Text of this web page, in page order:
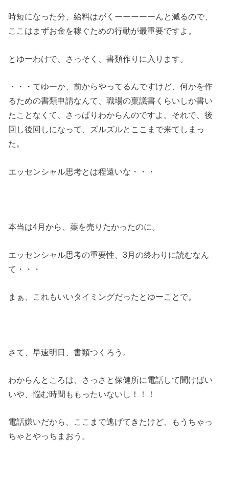
時短になった分、給料はがくーーーーーんと減るので、
ここはまずお金を稼ぐための行動が最重要ですよ。
とゆーわけで、さっそく、書類作りに入ります。
・・・てゆーか、前からやってるんですけど、何かを作
るための書類申請なんて、職場の稟議書くらいしか書い
たことなくて、さっぱりわからんのですよ。それで、後
回し後回しになって、ズルズルとここまで来てしまっ
た。
エッセンシャル思考とは程遠いな・・・
本当は4月から、薬を売りたかったのに。
エッセンシャル思考の重要性、3月の終わりに読むなん
て・・・
まぁ、これもいいタイミングだったとゆーことで。
さて、早速明日、書類つくろう。
わからんところは、さっさと保健所に電話して聞けばい
いや、悩む時間ももったいないし！！！
電話嫌いだから、ここまで逃げてきたけど、もうちゃっ
ちゃとやっちまおう。